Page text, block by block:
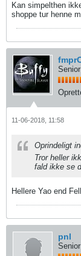
Kan simpelthen
shoppe tur henne
11-06-2018, 11:58
Oprindeligt
Tror heller
fald ikke se
Hellere Yao end
pnl